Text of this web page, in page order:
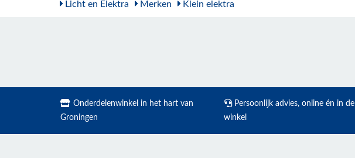
Licht en Elektra
Merken Klein elektra
Onderdelenwinkel in het hart van
Groningen
Persoonlijk advies, online én in de
winkel